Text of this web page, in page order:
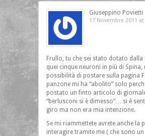
Giuseppino Povietti
17 Novembre 2011 at
Frullo, tu che sei stato dotato dalla
quei cinque neuroni in più di
possibilità di postare sulla pagina
panzone mi ha “abolito” solo
postato un finto articolo di
“berlusconi si è dimesso”… si è
giro ma non era mia intenzione.
Se mi riammettete avrete anche la
interagire tramite me ( che sono